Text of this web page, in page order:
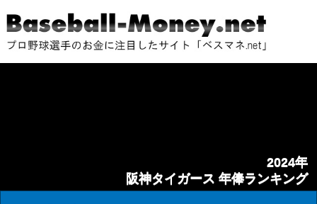
2024年
阪神タイガース 年俸ランキング